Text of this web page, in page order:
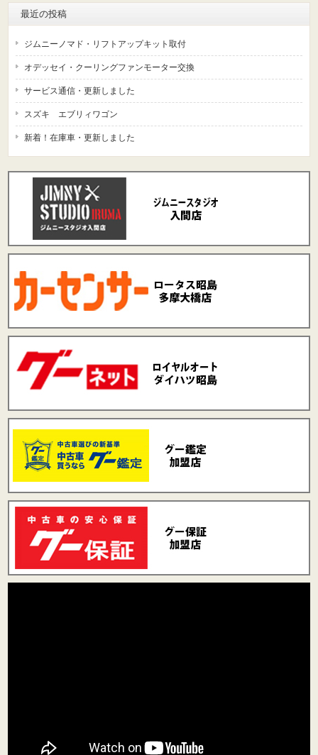
最近の投稿
ジムニーノマド・リフトアップキット取付
オデッセイ・クーリングファンモーター交換
サービス通信・更新しました
スズキ エブリィワゴン
新着！在庫車・更新しました